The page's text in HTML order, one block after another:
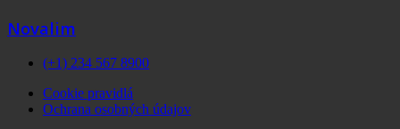
Novalim
(+1) 234 567 8900
Cookie pravidlá
Ochrana osobných údajov